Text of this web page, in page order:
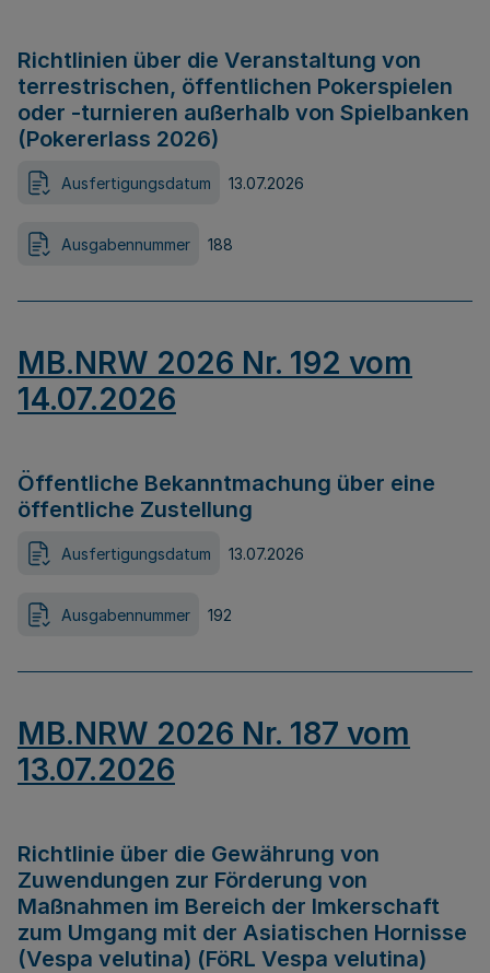
Richtlinien über die Veranstaltung von
terrestrischen, öffentlichen Pokerspielen
oder -turnieren außerhalb von Spielbanken
(Pokererlass 2026)
Ausfertigungsdatum 13.07.2026
Ausgabennummer 188
MB.NRW 2026 Nr. 192 vom
14.07.2026
Öffentliche Bekanntmachung über eine
öffentliche Zustellung
Ausfertigungsdatum 13.07.2026
Ausgabennummer 192
MB.NRW 2026 Nr. 187 vom
13.07.2026
Richtlinie über die Gewährung von
Zuwendungen zur Förderung von
Maßnahmen im Bereich der Imkerschaft
zum Umgang mit der Asiatischen Hornisse
(Vespa velutina) (FöRL Vespa velutina)